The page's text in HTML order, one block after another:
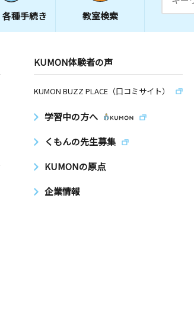
各種手続き 教室検索
KUMON体験者の声
KUMON BUZZ PLACE（口コミサイト）
学習中の方へ
くもんの先生募集
KUMONの原点
企業情報